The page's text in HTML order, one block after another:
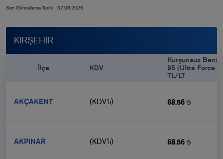
Son Güncelleme Tarihi : 07.08.2026
KIRŞEHİR
KDV
Kurşunsuz
95 (Ultra Force
TL/LT
AKÇAKENT (KDV’li) 68.56 ₺
AKPINAR (KDV’li) 68.56 ₺